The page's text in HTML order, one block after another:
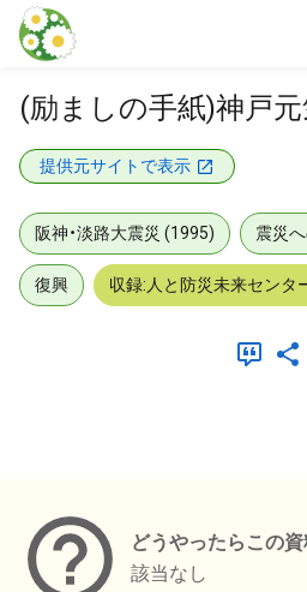
本文に飛ぶ
(励ましの手紙)神戸
提供元サイトで表示
阪神・淡路大震災 (1995) 震災
復興 収録:人と防災未来セン
どうやったらこの
該当なし